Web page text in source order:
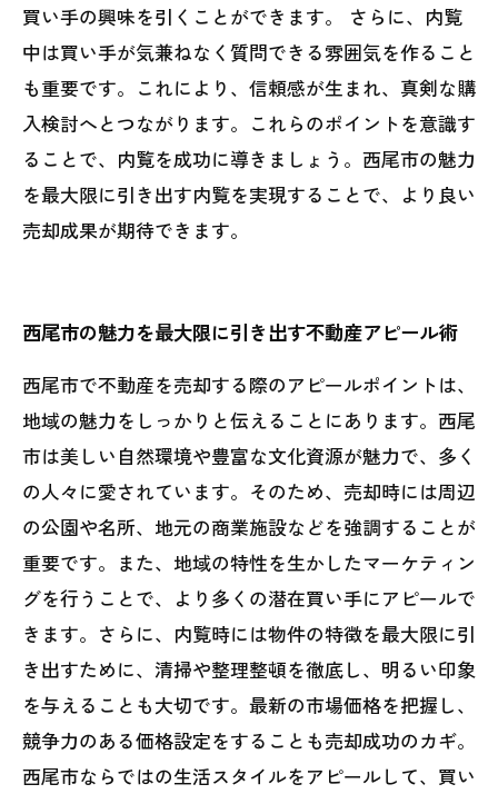
買い手の興味を引くことができます。 さらに、内覧
中は買い手が気兼ねなく質問できる雰囲気を作ること
も重要です。これにより、信頼感が生まれ、真剣な購
入検討へとつながります。これらのポイントを意識す
ることで、内覧を成功に導きましょう。西尾市の魅力
を最大限に引き出す内覧を実現することで、より良い
売却成果が期待できます。
西尾市の魅力を最大限に引き出す不動産アピール術
西尾市で不動産を売却する際のアピールポイントは、
地域の魅力をしっかりと伝えることにあります。西尾
市は美しい自然環境や豊富な文化資源が魅力で、多く
の人々に愛されています。そのため、売却時には周辺
の公園や名所、地元の商業施設などを強調することが
重要です。また、地域の特性を生かしたマーケティン
グを行うことで、より多くの潜在買い手にアピールで
きます。さらに、内覧時には物件の特徴を最大限に引
き出すために、清掃や整理整頓を徹底し、明るい印象
を与えることも大切です。最新の市場価格を把握し、
競争力のある価格設定をすることも売却成功のカギ。
西尾市ならではの生活スタイルをアピールして、買い